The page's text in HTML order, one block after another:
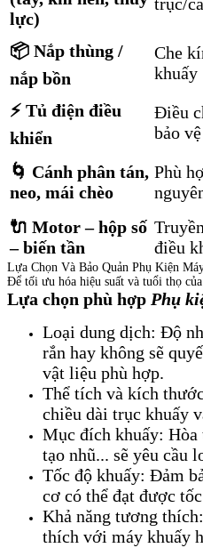
lực)
📦 Nắp thùng /
nắp bồn
Che
khuấy
⚡ Tủ điện điều
khiển
Điều
bảo
🌀 Cánh phân tán,
neo, mái chèo
Phù
🔌 Motor – hộp số
– biến tần
điều
Lựa Chọn Và Bảo Quản Phụ Kiện
Để tối ưu hóa hiệu suất và tuổi thọ
Lựa chọn phù hợp Phụ
Loại dung dịch: Độ
rắn hay không sẽ
vật liệu phù hợp.
Thể tích và kích
chiều dài trục khuấy
Mục đích khuấy: Hòa
tạo nhũ... sẽ yêu cầu
Tốc độ khuấy: Đảm
cơ có thể đạt được
Khả năng tương
thích với máy khuấy